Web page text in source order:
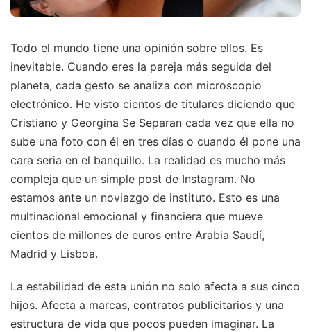
Todo el mundo tiene una opinión sobre ellos. Es
inevitable. Cuando eres la pareja más seguida del
planeta, cada gesto se analiza con microscopio
electrónico. He visto cientos de titulares diciendo que
Cristiano y Georgina Se Separan cada vez que ella no
sube una foto con él en tres días o cuando él pone una
cara seria en el banquillo. La realidad es mucho más
compleja que un simple post de Instagram. No
estamos ante un noviazgo de instituto. Esto es una
multinacional emocional y financiera que mueve
cientos de millones de euros entre Arabia Saudí,
Madrid y Lisboa.
La estabilidad de esta unión no solo afecta a sus cinco
hijos. Afecta a marcas, contratos publicitarios y una
estructura de vida que pocos pueden imaginar. La